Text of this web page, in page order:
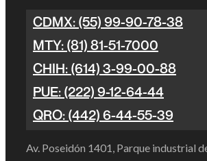
CDMX: (55) 99-90-78-38
MTY: (81) 81-51-7000
CHIH: (614) 3-99-00-88
PUE: (222) 9-12-64-44
QRO: (442) 6-44-55-39
Av. Poseidón 1401, Parque industrial